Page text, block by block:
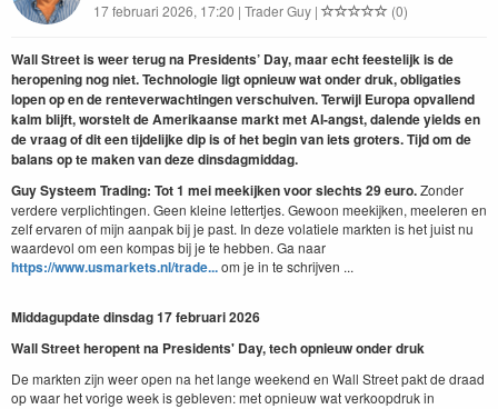
17 februari 2026, 17:20 | Trader Guy | (0)
Wall Street is weer terug na Presidents’ Day, maar echt feestelijk is de
heropening nog niet. Technologie ligt opnieuw wat onder druk, obligaties
lopen op en de renteverwachtingen verschuiven. Terwijl Europa opvallend
kalm blijft, worstelt de Amerikaanse markt met AI-angst, dalende yields en
de vraag of dit een tijdelijke dip is of het begin van iets groters. Tijd om de
balans op te maken van deze dinsdagmiddag.
Guy Systeem Trading: Tot 1 mei meekijken voor slechts 29 euro.Zonder
verdere verplichtingen. Geen kleine lettertjes. Gewoon meekijken, meeleren en
zelf ervaren of mijn aanpak bij je past. In deze volatiele markten is het juist nu
waardevol om een kompas bij je te hebben. Ga naar
https://www.usmarkets.nl/trade...om je in te schrijven ...
Middagupdate dinsdag 17 februari 2026
Wall Street heropent na Presidents' Day, tech opnieuw onder druk
De markten zijn weer open na het lange weekend en Wall Street pakt de draad
op waar het vorige week is gebleven: met opnieuw wat verkoopdruk in